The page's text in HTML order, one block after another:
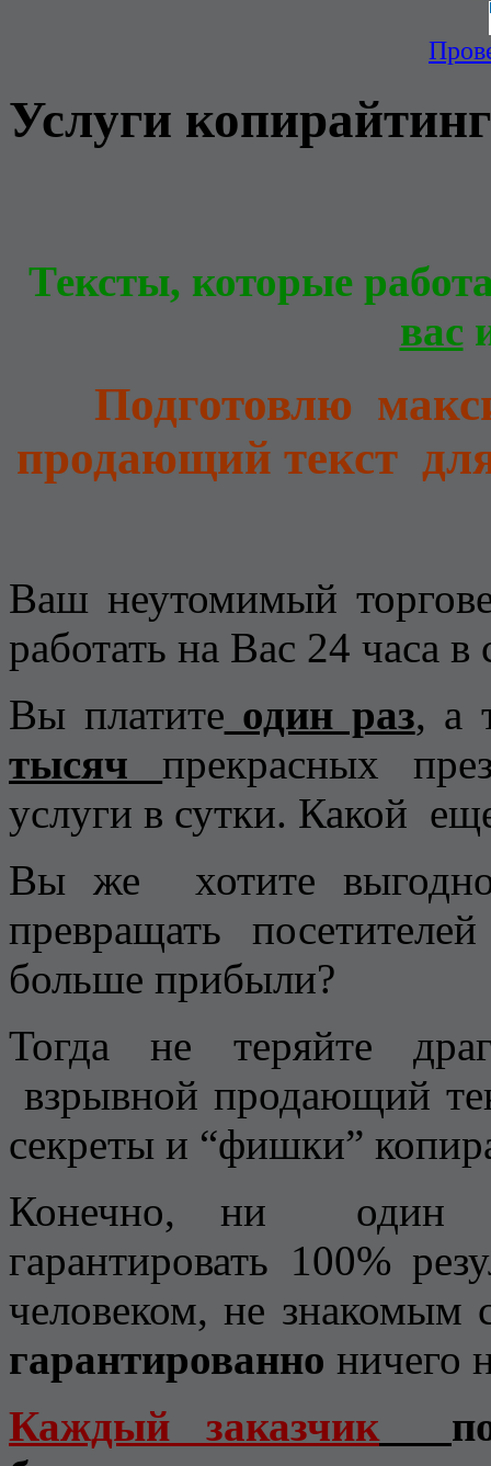
Услуги
Тексты, которые
вас
Подготовлю
продающий текст
Ваш неутомимый
работать на Вас 24 часа
Вы платите один раз, а
тысяч
прекрасных
услуги в сутки. Какой
Вы же хотите выгодно
превращать
больше прибыли?
Тогда не теряйте
взрывной продающий
секреты и “фишки”
Конечно, ни один
гарантировать 100%
человеком, не знакомым
гарантированно ничего
Каждый заказчик